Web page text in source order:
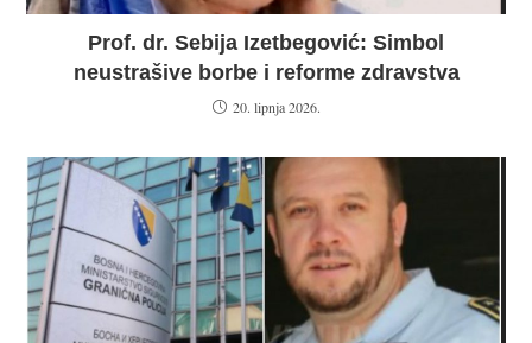
Prof. dr. Sebija Izetbegović: Simbol
neustrašive borbe i reforme zdravstva
20. lipnja 2026.